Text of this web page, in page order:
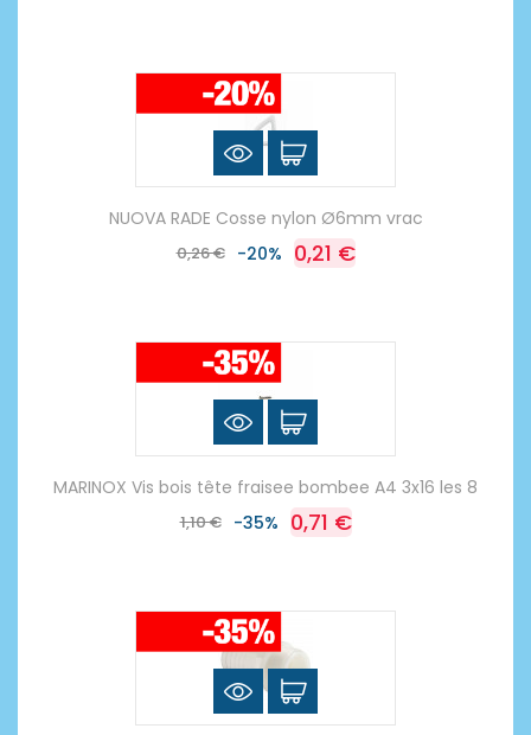
NUOVA RADE Cosse nylon Ø6mm vrac
0,26 € -20% 0,21 €
MARINOX Vis bois tête fraisee bombee A4 3x16 les 8
1,10 € -35% 0,71 €